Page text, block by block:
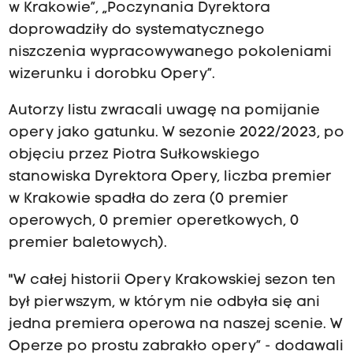
w Krakowie”, „Poczynania Dyrektora
doprowadziły do systematycznego
niszczenia wypracowywanego pokoleniami
wizerunku i dorobku Opery”.
Autorzy listu zwracali uwagę na pomijanie
opery jako gatunku. W sezonie 2022/2023, po
objęciu przez Piotra Sułkowskiego
stanowiska Dyrektora Opery, liczba premier
w Krakowie spadła do zera (0 premier
operowych, 0 premier operetkowych, 0
premier baletowych).
"W całej historii Opery Krakowskiej sezon ten
był pierwszym, w którym nie odbyła się ani
jedna premiera operowa na naszej scenie. W
Operze po prostu zabrakło opery” - dodawali